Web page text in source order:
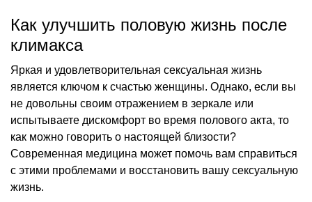
Как улучшить половую жизнь после
климакса
Яркая и удовлетворительная сексуальная жизнь
является ключом к счастью женщины. Однако, если вы
не довольны своим отражением в зеркале или
испытываете дискомфорт во время полового акта, то
как можно говорить о настоящей близости?
Современная медицина может помочь вам справиться
с этими проблемами и восстановить вашу сексуальную
жизнь.